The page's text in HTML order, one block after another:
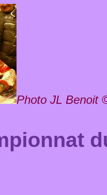
Photo JL Benoit